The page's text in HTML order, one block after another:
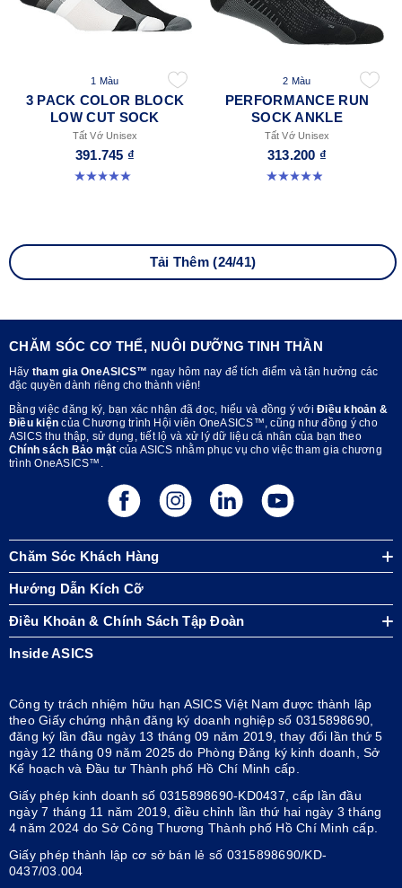
1 Màu
3 PACK COLOR BLOCK
LOW CUT SOCK
Tất Vớ Unisex
391.745 ₫
5.0 trong số 5 sao. 2 đánh giá
2 Màu
PERFORMANCE RUN
SOCK ANKLE
Tất Vớ Unisex
313.200 ₫
4.9 trong số 5 sao. 137 đánh giá
Tải Thêm (24/41)
CHĂM SÓC CƠ THỂ, NUÔI DƯỠNG TINH THẦN
Hãy tham gia OneASICS™ ngay hôm nay để tích điểm và tận hưởng các
đặc quyền dành riêng cho thành viên!
Bằng việc đăng ký, bạn xác nhận đã đọc, hiểu và đồng ý với Điều khoản &
Điều kiện của Chương trình Hội viên OneASICS™, cũng như đồng ý cho
ASICS thu thập, sử dụng, tiết lộ và xử lý dữ liệu cá nhân của bạn theo
Chính sách Bảo mật của ASICS nhằm phục vụ cho việc tham gia chương
trình OneASICS™.
Chăm Sóc Khách Hàng
Hướng Dẫn Kích Cỡ
Điều Khoản & Chính Sách Tập Đoàn
Inside ASICS
Công ty trách nhiệm hữu hạn ASICS Việt Nam được thành lập
theo Giấy chứng nhận đăng ký doanh nghiệp số 0315898690,
đăng ký lần đầu ngày 13 tháng 09 năm 2019, thay đổi lần thứ 5
ngày 12 tháng 09 năm 2025 do Phòng Đăng ký kinh doanh, Sở
Kế hoạch và Đầu tư Thành phố Hồ Chí Minh cấp.
Giấy phép kinh doanh số 0315898690-KD0437, cấp lần đầu
ngày 7 tháng 11 năm 2019, điều chỉnh lần thứ hai ngày 3 tháng
4 năm 2024 do Sở Công Thương Thành phố Hồ Chí Minh cấp.
Giấy phép thành lập cơ sở bán lẻ số 0315898690/KD-
0437/03.004